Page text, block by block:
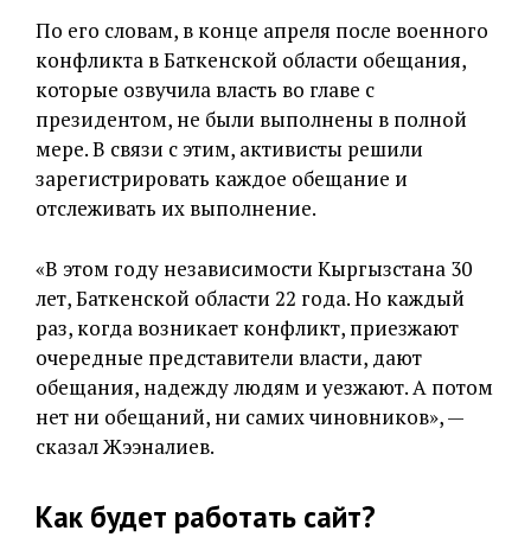
По его словам, в конце апреля после военного
конфликта в Баткенской области обещания,
которые озвучила власть во главе с
президентом, не были выполнены в полной
мере. В связи с этим, активисты решили
зарегистрировать каждое обещание и
отслеживать их выполнение.
«В этом году независимости Кыргызстана 30
лет, Баткенской области 22 года. Но каждый
раз, когда возникает конфликт, приезжают
очередные представители власти, дают
обещания, надежду людям и уезжают. А потом
нет ни обещаний, ни самих чиновников», —
сказал Жээналиев.
Как будет работать сайт?